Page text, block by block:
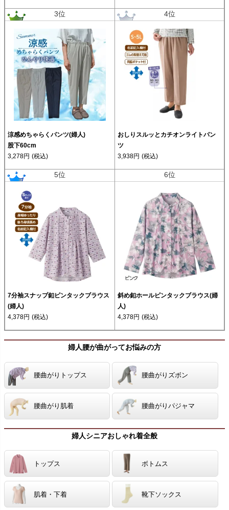
3位
涼感めちゃらくパンツ(婦人)
股下60cm
3,278円 (税込)
4位
おしりスルッとカチオンライトパン
ツ
3,938円 (税込)
5位
7分袖スナップ釦ピンタックブラウス
(婦人)
4,378円 (税込)
6位
斜め釦ホールピンタックブラウス(婦
人)
4,378円 (税込)
婦人腰が曲がってお悩みの方
腰曲がりトップス 腰曲がりズボン
腰曲がり肌着 腰曲がりパジャマ
婦人シニアおしゃれ着全般
トップス ボトムス
肌着・下着 靴下ソックス